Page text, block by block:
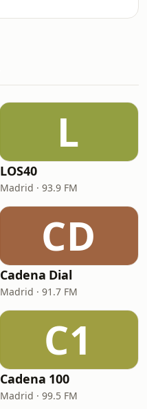
L
LOS40
Madrid · 93.9 FM
CD
Cadena Dial
Madrid · 91.7 FM
C1
Cadena 100
Madrid · 99.5 FM